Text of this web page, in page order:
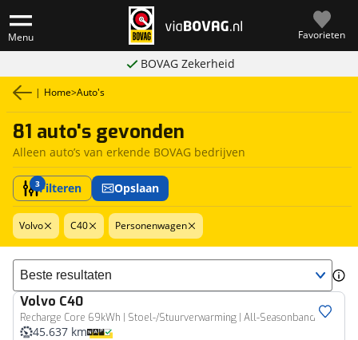
Menu Favorieten
BOVAG Zekerheid
| Home>Auto's
81 auto's gevonden
Alleen auto’s van erkende BOVAG bedrijven
3Filteren Opslaan
Volvo C40 Personenwagen
Sorteer resultaten
Volvo C40
Recharge Core 69kWh | Stoel-/Stuurverwarming | All-Seasonbanden |
45.637 km